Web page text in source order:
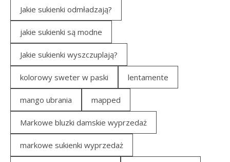
Jakie sukienki odmładzają?
jakie sukienki są modne
Jakie sukienki wyszczuplają?
kolorowy sweter w paski lentamente
mango ubrania mapped
Markowe bluzki damskie wyprzedaż
markowe sukienki wyprzedaż